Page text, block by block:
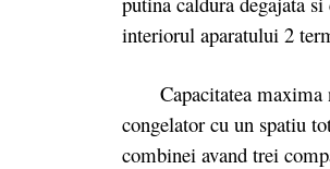
interiorul aparatului 2
Capacitatea maxima
congelator cu un spatiu
combinei avand trei